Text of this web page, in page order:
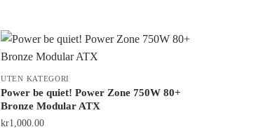
UTEN KATEGORI
Power be quiet! Power Zone 750W 80+
Bronze Modular ATX
kr1,000.00